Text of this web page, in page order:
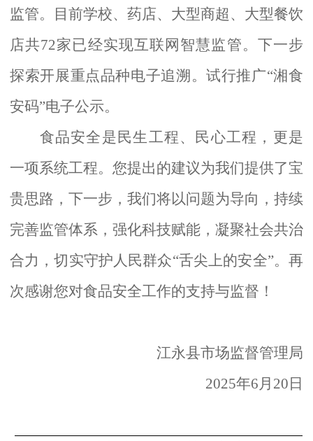
监管。目前学校、药店、大型商超、大型餐饮
店共72家已经实现互联网智慧监管。下一步
探索开展重点品种电子追溯。试行推广“湘食
安码”电子公示。
食品安全是民生工程、民心工程，更是
一项系统工程。您提出的建议为我们提供了宝
贵思路，下一步，我们将以问题为导向，持续
完善监管体系，强化科技赋能，凝聚社会共治
合力，切实守护人民群众“舌尖上的安全”。再
次感谢您对食品安全工作的支持与监督！
江永县市场监督管理局
2025年6月20日